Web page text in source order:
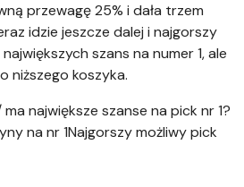
przewagę 25% i dała trzem
idzie jeszcze dalej i najgorszy
szans na numer 1, ale
niższego koszyka.
największe szanse na pick nr 1?
na nr 1Najgorszy możliwy pick